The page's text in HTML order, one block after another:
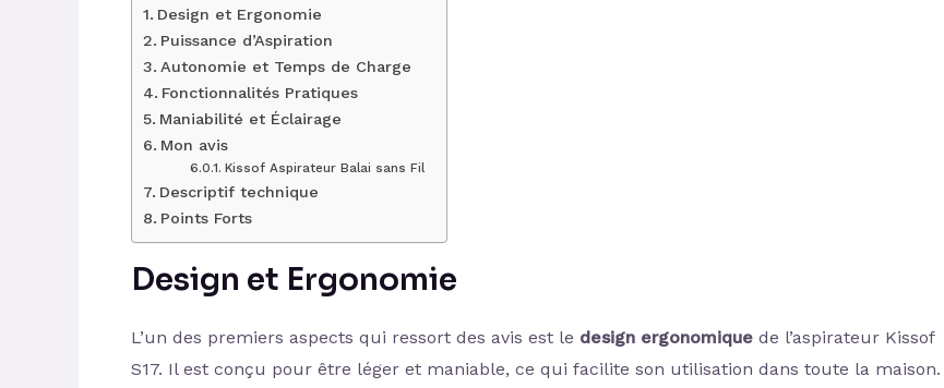
Design et Ergonomie
Puissance d’Aspiration
Autonomie et Temps de Charge
Fonctionnalités Pratiques
Maniabilité et Éclairage
Mon avis
Kissof Aspirateur Balai sans Fil
Descriptif technique
Points Forts
Design et Ergonomie
L’un des premiers aspects qui ressort des avis est le design ergonomique de l’aspirateur Kissof
S17. Il est conçu pour être léger et maniable, ce qui facilite son utilisation dans toute la maison.